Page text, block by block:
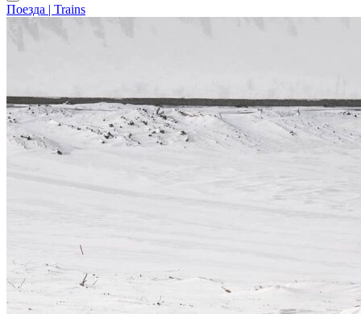
Поезда | Trains